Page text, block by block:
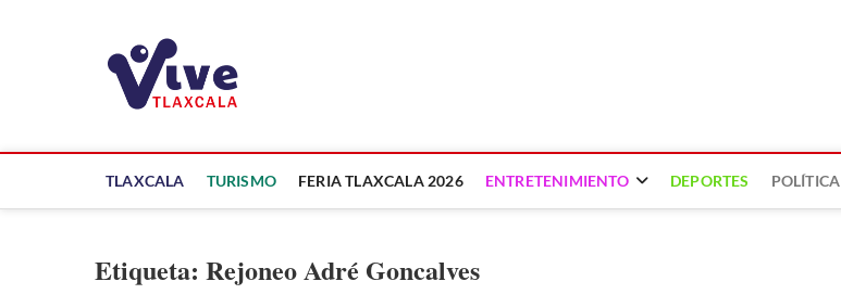
TLAXCALA TURISMO FERIA TLAXCALA 2026 ENTRETENIMIENTO DEPORTES POLÍTICA
Etiqueta: Rejoneo Adré Goncalves